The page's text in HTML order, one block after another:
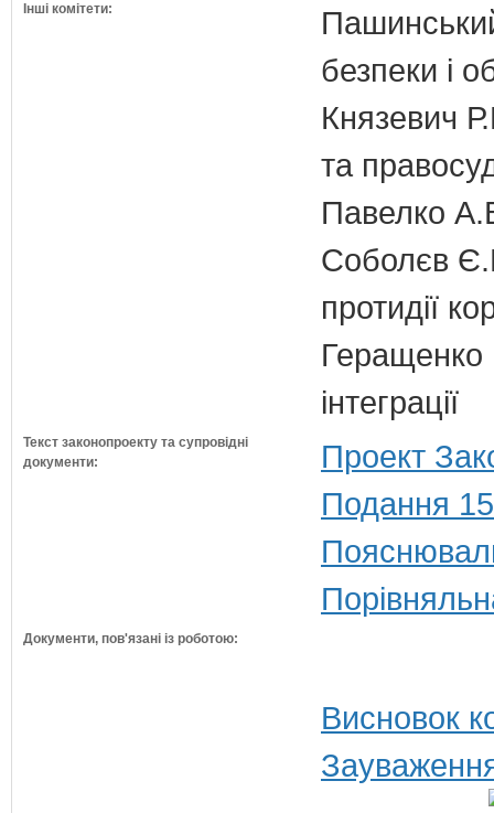
Інші комітети:
безпеки і
Князевич
та
Павелко
Соболєв
протидії
Геращенко
інтеграції
Текст законопроекту та супровідні
документи:
Проект
Подання
Документи, пов'язані із роботою:
Висновок